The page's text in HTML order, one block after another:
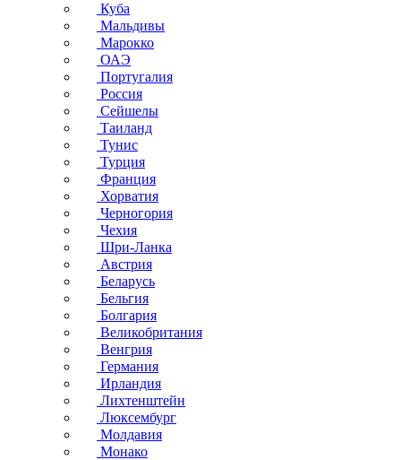
Куба
Мальдивы
Марокко
ОАЭ
Португалия
Россия
Сейшелы
Таиланд
Тунис
Турция
Франция
Хорватия
Черногория
Чехия
Шри-Ланка
Австрия
Беларусь
Бельгия
Болгария
Великобритания
Венгрия
Германия
Ирландия
Лихтенштейн
Люксембург
Молдавия
Монако